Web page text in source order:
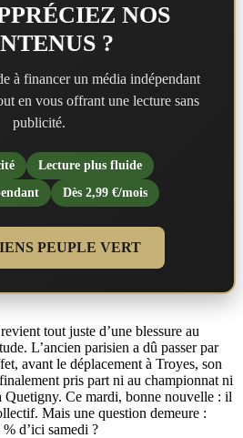
NOS
?
à financer un média indépendant
en vous offrant une lecture sans
publicité.
Lecture plus fluide
Dès 2,99 €/mois
PEUPLE VERT
tout juste d’une blessure au
L’ancien parisien a dû passer par
avant le déplacement à Troyes, son
pris part ni au championnat ni
Quetigny. Ce mardi, bonne nouvelle : il
Mais une question demeure :
d’ici samedi ?